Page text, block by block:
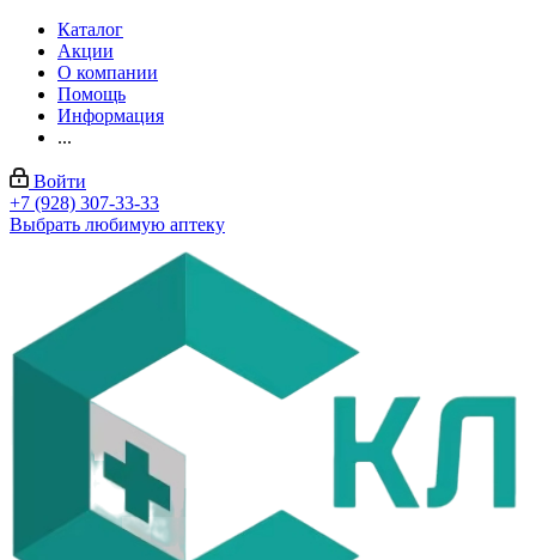
Каталог
Акции
О компании
Помощь
Информация
...
Войти
+7 (928) 307-33-33
Выбрать любимую аптеку